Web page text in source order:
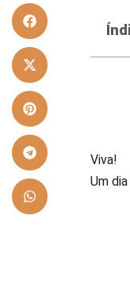
Viva!
Um